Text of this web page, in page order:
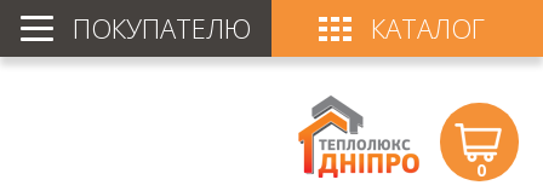
ПОКУПАТЕЛЮ КАТАЛОГ
0